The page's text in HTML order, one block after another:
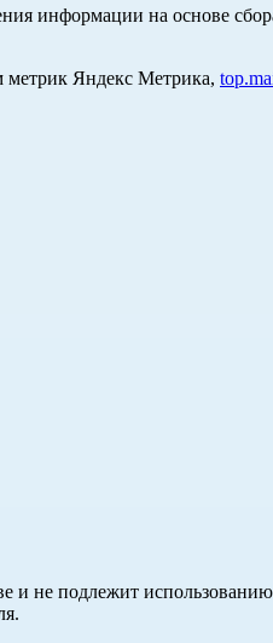
информации на основе
метрик Яндекс Метрика,
и не подлежит